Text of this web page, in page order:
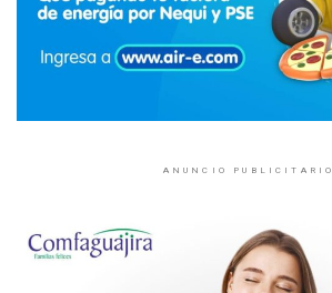
ANUNCIO PUBLICITARIO